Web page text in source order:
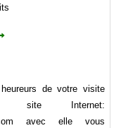
de votre visite
site Internet:
avec elle vous